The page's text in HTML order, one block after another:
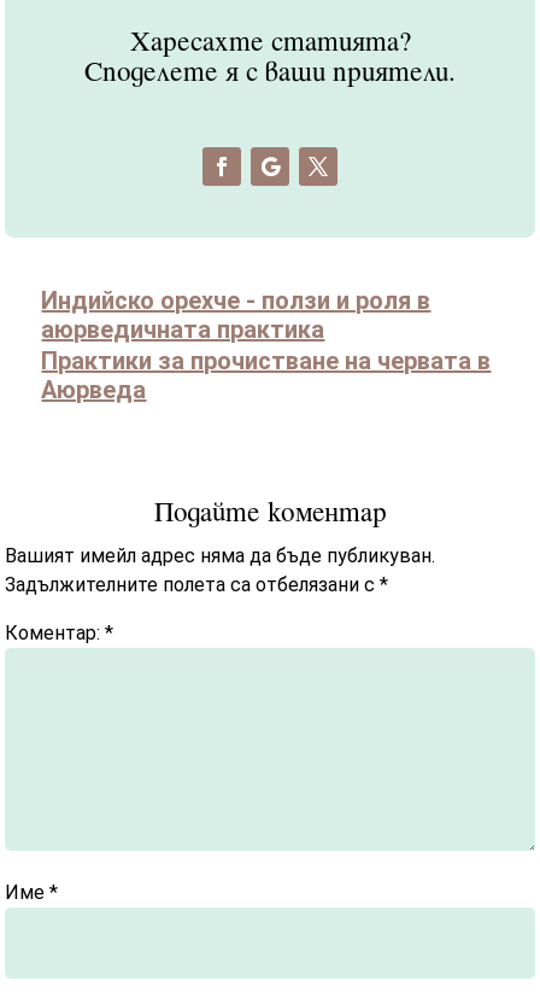
Харесахте статията?
Споделете я с ваши приятели.
Индийско орехче - ползи и роля в
аюрведичната практика
Практики за прочистване на червата в
Аюрведа
Подайте коментар
Вашият имейл адрес няма да бъде публикуван.
Задължителните полета са отбелязани с*
Коментар:*
Име*